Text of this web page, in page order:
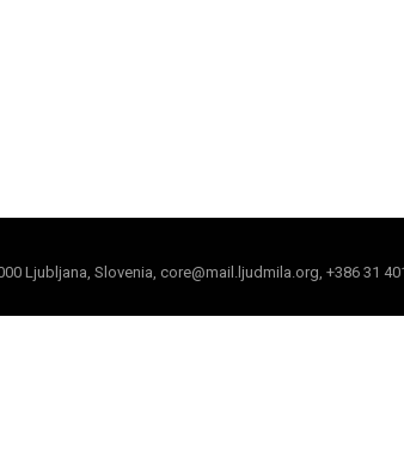
Ljubljana, Slovenia, core@mail.ljudmila.org, +386 31